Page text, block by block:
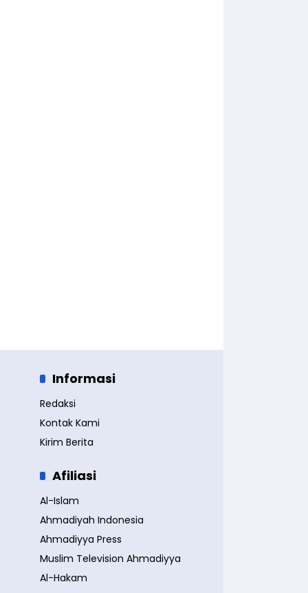
Informasi
Redaksi
Kontak Kami
Kirim Berita
Afiliasi
Al-Islam
Ahmadiyah Indonesia
Ahmadiyya Press
Muslim Television Ahmadiyya
Al-Hakam